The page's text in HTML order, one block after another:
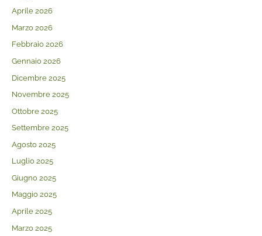
Aprile 2026
Marzo 2026
Febbraio 2026
Gennaio 2026
Dicembre 2025
Novembre 2025
Ottobre 2025
Settembre 2025
Agosto 2025
Luglio 2025
Giugno 2025
Maggio 2025
Aprile 2025
Marzo 2025